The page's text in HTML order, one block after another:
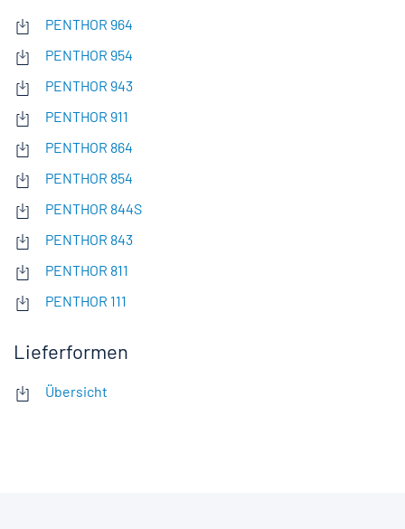
PENTHOR 964
PENTHOR 954
PENTHOR 943
PENTHOR 911
PENTHOR 864
PENTHOR 854
PENTHOR 844S
PENTHOR 843
PENTHOR 811
PENTHOR 111
Lieferformen
Übersicht